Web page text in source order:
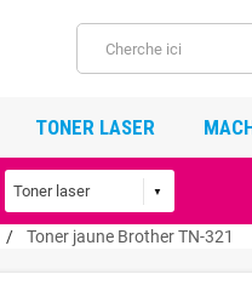
TONER LASER
Toner jaune Brother TN-321